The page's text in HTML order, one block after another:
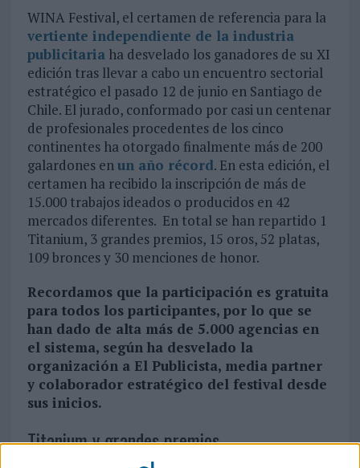
WINA Festival, el certamen de referencia para la
vertiente independiente de la industria
publicitariaha desvelado los ganadores de su XI
edición tras llevar a cabo un encuentro sectorial
estratégico el pasado 12 de junio en Santiago de
Chile. El jurado, conformado por casi un centenar
de profesionales procedentes de los cinco
continentes ha otorgado finalmente más de 200
galardones enun año récord. En esta edición, el
certamen ha recibido la inscripción de más de
15.000 trabajos ideados o producidos en 42
mercados diferentes. En total se han repartido 1
Titanium, 3 grandes premios, 15 oros, 52 platas,
109 bronces y 30 menciones de honor.
Recordamos que la participación es gratuita
para todos los participantes, por lo que se
han dado de alta más de 5.000 agencias en
el sistema, según ha desvelado la
organización a El Publicista, media partner
y colaborador estratégico del festival desde
sus inicios.
Titanium y grandes premios